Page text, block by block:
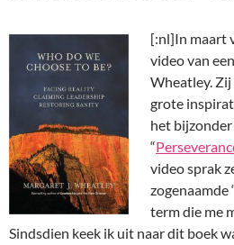
[:nl]In maart
video van
Wheatley. Zij
grote
het
“
video sprak
zogenaamde
term die me
Sindsdien keek ik uit naar dit boek